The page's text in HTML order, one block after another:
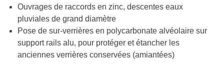
Ouvrages de raccords en zinc, descentes eaux
pluviales de grand diamètre
Pose de sur-verrières en polycarbonate alvéolaire sur
support rails alu, pour protéger et étancher les
anciennes verrières conservées (amiantées)